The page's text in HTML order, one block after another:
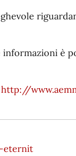
è
http://
eternit